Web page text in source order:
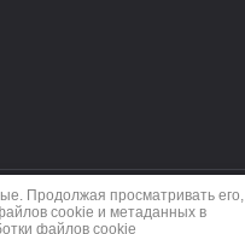
Продолжая просматривать его,
cookie и метаданных в
файлов cookie